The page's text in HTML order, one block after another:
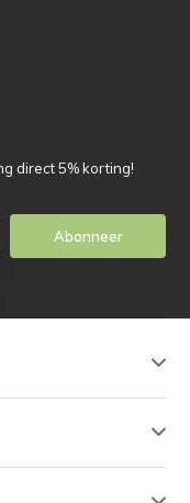
direct 5% korting!
Abonneer